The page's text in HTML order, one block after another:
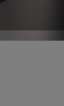
Bildungsraum.